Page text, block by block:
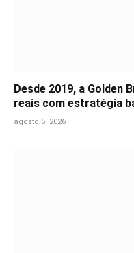
Desde 2019, a Golden
reais com estratégia
agosto 5, 2026